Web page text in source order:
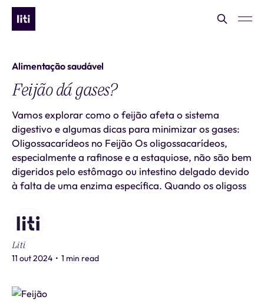
Alimentação saudável
Feijão dá gases?
Vamos explorar como o feijão afeta o sistema
digestivo e algumas dicas para minimizar os gases:
Oligossacarídeos no Feijão Os oligossacarídeos,
especialmente a rafinose e a estaquiose, não são bem
digeridos pelo estômago ou intestino delgado devido
à falta de uma enzima específica. Quando os oligoss
Liti
11 out 2024 • 1 min read